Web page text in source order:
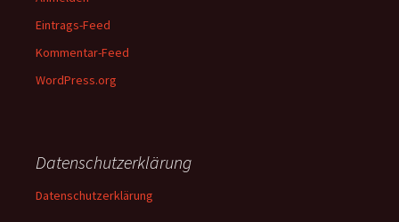
Eintrags-Feed
Kommentar-Feed
WordPress.org
Datenschutzerklärung
Datenschutzerklärung